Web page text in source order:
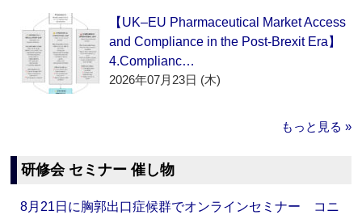
【UK–EU Pharmaceutical Market Access
and Compliance in the Post-Brexit Era】
4.Complianc…
2026年07月23日 (木)
もっと見る »
研修会 セミナー 催し物
8月21日に胸郭出口症候群でオンラインセミナー コニ